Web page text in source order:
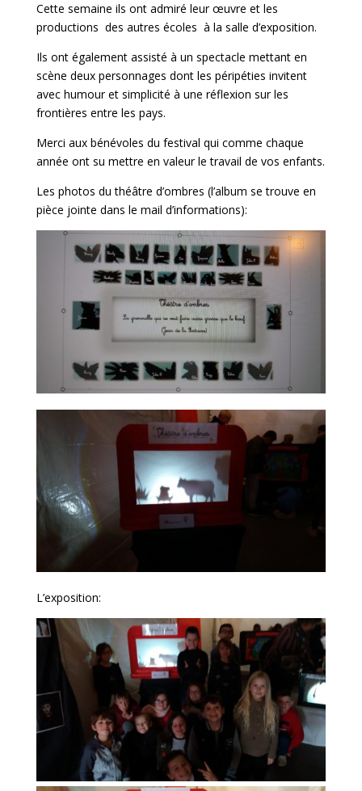
Cette semaine ils ont admiré leur œuvre et les
productions des autres écoles à la salle d’exposition.
Ils ont également assisté à un spectacle mettant en
scène deux personnages dont les péripéties invitent
avec humour et simplicité à une réflexion sur les
frontières entre les pays.
Merci aux bénévoles du festival qui comme chaque
année ont su mettre en valeur le travail de vos enfants.
Les photos du théâtre d’ombres (l’album se trouve en
pièce jointe dans le mail d’informations):
L’exposition: